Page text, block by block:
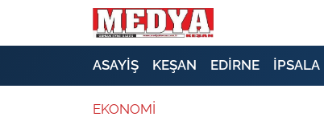
ASAYİŞ KEŞAN EDİRNE İPSALA
EKONOMİ
E-GAZETE